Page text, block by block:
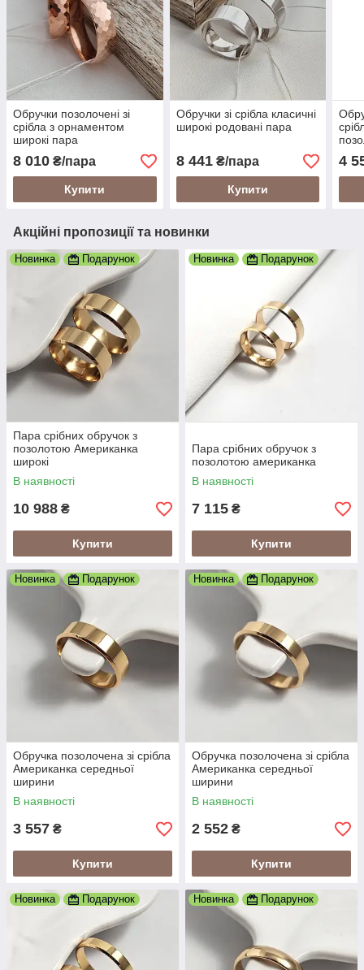
Обручки позолочені зі
срібла з орнаментом
широкі пара
8 010 ₴/пара
Купити
Обручки зі срібла класичні
широкі родовані пара
8 441₴/пара
Купити
4
Акційні пропозиції та новинки
Новинка Подарунок
Пара срібних обручок з
позолотою Американка
широкі
В наявності
10 988 ₴
Купити
Новинка Подарунок
Пара срібних обручок з
позолотою американка
В наявності
7 115 ₴
Купити
Новинка Подарунок
Обручка позолочена зі срібла
Американка середньої
ширини
В наявності
3 557 ₴
Купити
Новинка Подарунок
Обручка позолочена зі срібла
Американка середньої
ширини
В наявності
2 552 ₴
Купити
Новинка Подарунок Новинка Подарунок